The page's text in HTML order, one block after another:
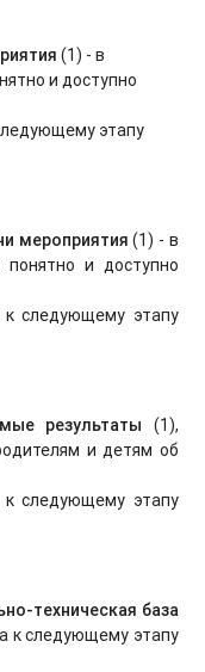
(1) - в
и доступно
этапу
мероприятия(1) - в
и доступно
следующему этапу
результаты (1),
и детям об
следующему этапу
техническая база
к следующему этапу